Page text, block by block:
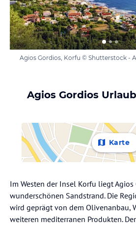
Agios Gordios, Korfu © Shutterstock -
Agios Gordios
Karte
Im Westen der Insel Korfu liegt
wunderschönen Sandstrand. Die
wird geprägt von dem Olivenanbau,
weiteren mediterranen Produkten.